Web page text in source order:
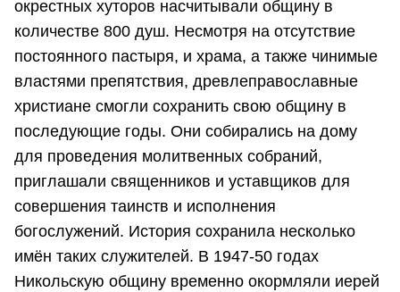
окрестных хуторов насчитывали общину в
количестве 800 душ. Несмотря на отсутствие
постоянного пастыря, и храма, а также чинимые
властями препятствия, древлеправославные
христиане смогли сохранить свою общину в
последующие годы. Они собирались на дому
для проведения молитвенных собраний,
приглашали священников и уставщиков для
совершения таинств и исполнения
богослужений. История сохранила несколько
имён таких служителей. В 1947-50 годах
Никольскую общину временно окормляли иерей